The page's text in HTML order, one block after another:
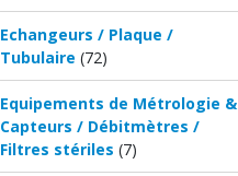
Echangeurs / Plaque /
Tubulaire (72)
Equipements de Métrologie &
Capteurs / Débitmètres /
Filtres stériles (7)